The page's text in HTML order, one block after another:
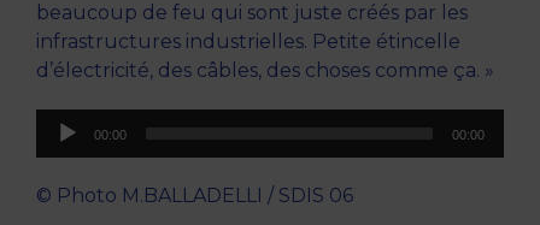
beaucoup de feu qui sont juste créés par les
infrastructures industrielles. Petite étincelle
d’électricité, des câbles, des choses comme ça. »
Lecteur
00:00 00:00
© Photo M.BALLADELLI / SDIS 06